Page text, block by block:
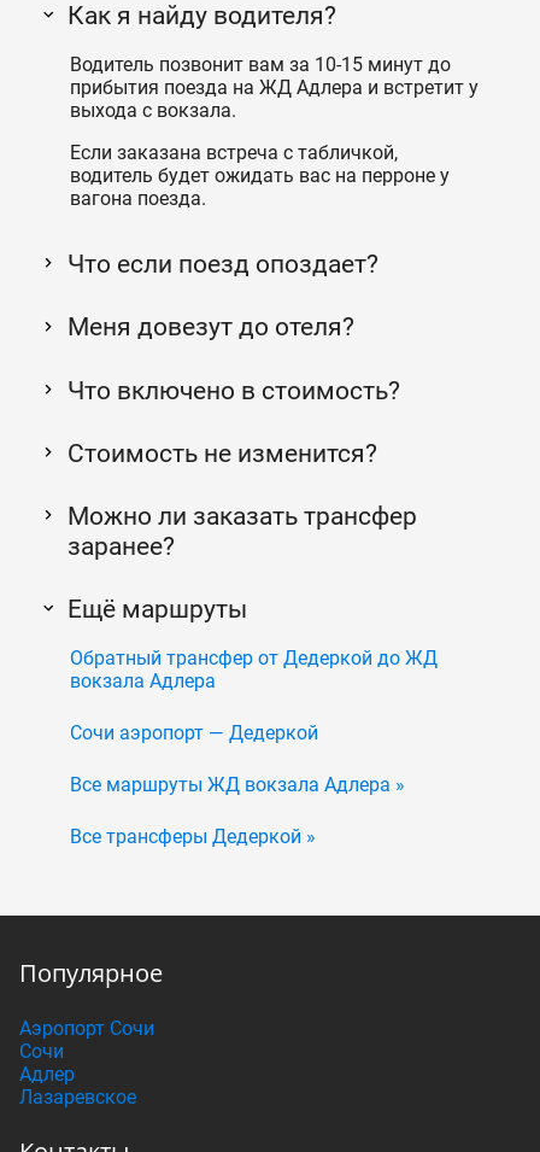
Как я найду водителя?
Водитель позвонит вам за 10-15 минут до
прибытия поезда на ЖД Адлера и встретит у
выхода с вокзала.
Если заказана встреча с табличкой,
водитель будет ожидать вас на перроне у
вагона поезда.
Что если поезд опоздает?
Меня довезут до отеля?
Что включено в стоимость?
Стоимость не изменится?
Можно ли заказать трансфер
заранее?
Ещё маршруты
Обратный трансфер от Дедеркой до ЖД
вокзала Адлера
Сочи аэропорт — Дедеркой
Все маршруты ЖД вокзала Адлера »
Все трансферы Дедеркой »
Популярное
Аэропорт Сочи
Сочи
Адлер
Лазаревское